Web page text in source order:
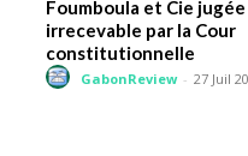
Foumboula et Cie jugée
irrecevable par la Cour
constitutionnelle
GabonReview - 27 Juil